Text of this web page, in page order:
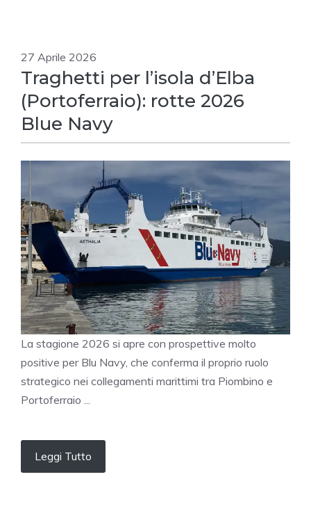
27 Aprile 2026
Traghetti per l’isola d’Elba
(Portoferraio): rotte 2026
Blue Navy
La stagione 2026 si apre con prospettive molto
positive per Blu Navy, che conferma il proprio ruolo
strategico nei collegamenti marittimi tra Piombino e
Portoferraio ...
Leggi Tutto